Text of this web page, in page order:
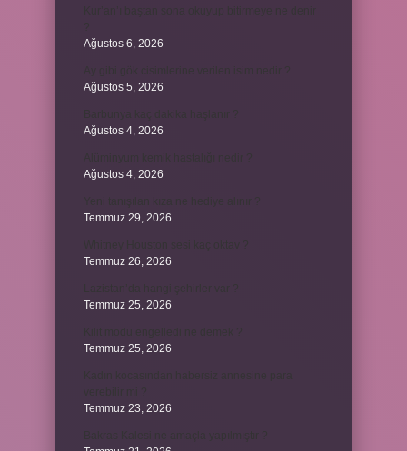
Ağustos 6, 2026
Ağustos 5, 2026
Ağustos 4, 2026
Ağustos 4, 2026
Temmuz 29, 2026
Temmuz 26, 2026
Temmuz 25, 2026
Temmuz 25, 2026
Temmuz 23, 2026